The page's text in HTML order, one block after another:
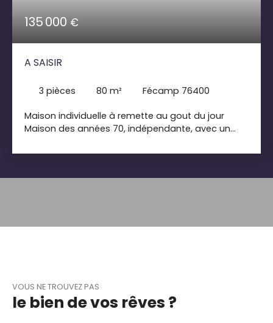
135 000 €
A SAISIR
3 pièces 80 m² Fécamp 76400
Maison individuelle à remette au gout du jour
Maison des années 70, indépendante, avec un
salon, cuisine, une chambre et une salle de bain
un grenier aménageable permettent d'imaginer
avec de quoi profiter de l'extérieur ou créer un
VOUS NE TROUVEZ PAS
le bien de vos rêves ?